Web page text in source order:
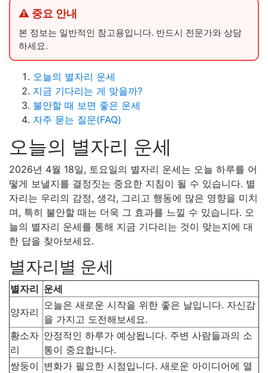
⚠ 중요 안내
본 정보는 일반적인 참고용입니다. 반드시 전문가와 상담
하세요.
오늘의 별자리 운세
지금 기다리는 게 맞을까?
불안할 때 보면 좋은 운세
자주 묻는 질문(FAQ)
오늘의 별자리 운세
2026년 4월 18일, 토요일의 별자리 운세는 오늘 하루를 어
떻게 보낼지를 결정짓는 중요한 지침이 될 수 있습니다. 별
자리는 우리의 감정, 생각, 그리고 행동에 많은 영향을 미치
며, 특히 불안할 때는 더욱 그 효과를 느낄 수 있습니다. 오
늘의 별자리 운세를 통해 지금 기다리는 것이 맞는지에 대
한 답을 찾아보세요.
별자리별 운세
별자리 운세
양자리
오늘은 새로운 시작을 위한 좋은 날입니다. 자신감
을 가지고 도전해보세요.
황소자
리
안정적인 하루가 예상됩니다. 주변 사람들과의 소
통이 중요합니다.
쌍둥이 변화가 필요한 시점입니다. 새로운 아이디어에 열